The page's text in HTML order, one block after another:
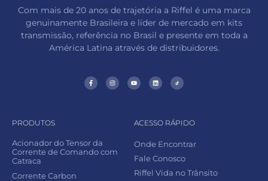
Com mais de 20 anos de trajetória a Riffel é uma marca
genuinamente Brasileira e líder de mercado em kits
transmissão, referência no Brasil e presente em toda a
América Latina através de distribuidores.
PRODUTOS
Acionador do Tensor da
Corrente de Comando com
Catraca
Corrente Carbon
ACESSO RÁPIDO
Onde Encontrar
Fale Conosco
Riffel Vida no Trânsito